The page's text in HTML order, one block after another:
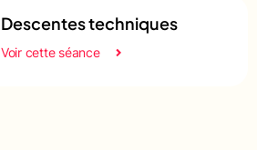
Descentes techniques
Voir cette séance